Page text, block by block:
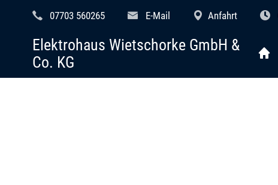
07703 560265 E-Mail Anfahrt
Elektrohaus Wietschorke GmbH &
Co. KG